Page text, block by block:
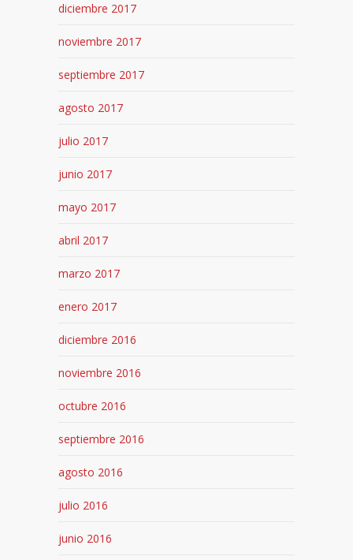
diciembre 2017
noviembre 2017
septiembre 2017
agosto 2017
julio 2017
junio 2017
mayo 2017
abril 2017
marzo 2017
enero 2017
diciembre 2016
noviembre 2016
octubre 2016
septiembre 2016
agosto 2016
julio 2016
junio 2016